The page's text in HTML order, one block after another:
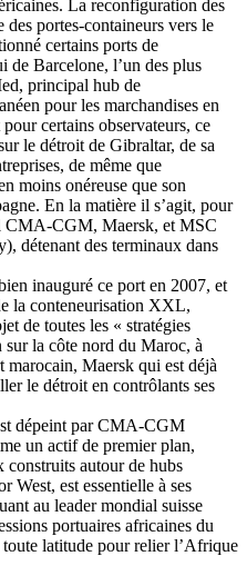
La reconfiguration des
des portes-containeurs vers le
certains ports de
de Barcelone, l’un des plus
principal hub de
pour les marchandises en
certains observateurs, ce
le détroit de Gibraltar, de sa
de même que
moins onéreuse que son
En la matière il s’agit, pour
CMA-CGM, Maersk, et MSC
détenant des terminaux dans
inauguré ce port en 2007, et
la conteneurisation XXL,
de toutes les « stratégies
la côte nord du Maroc, à
marocain, Maersk qui est déjà
le détroit en contrôlants ses
dépeint par CMA-CGM
un actif de premier plan,
construits autour de hubs
West, est essentielle à ses
au leader mondial suisse
portuaires africaines du
latitude pour relier l’Afrique